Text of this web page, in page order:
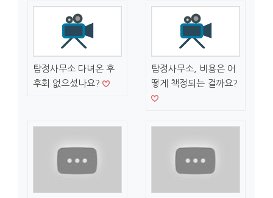
탐정사무소 다녀온 후
후회 없으셨나요?
탐정사무소, 비용은 어
떻게 책정되는 걸까요?